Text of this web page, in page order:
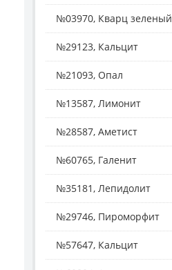
№03970, Кварц зеленый
№29123, Кальцит
№21093, Опал
№13587, Лимонит
№28587, Аметист
№60765, Галенит
№35181, Лепидолит
№29746, Пироморфит
№57647, Кальцит